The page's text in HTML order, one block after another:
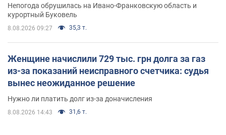
Непогода обрушилась на Ивано-Франковскую область и
курортный Буковель
8.08.2026 09:27 35,3 т.
Женщине начислили 729 тыс. грн долга за газ
из-за показаний неисправного счетчика: судья
вынес неожиданное решение
Нужно ли платить долг из-за доначисления
8.08.2026 14:43 31,6 т.